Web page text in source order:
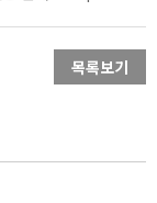
목록보기